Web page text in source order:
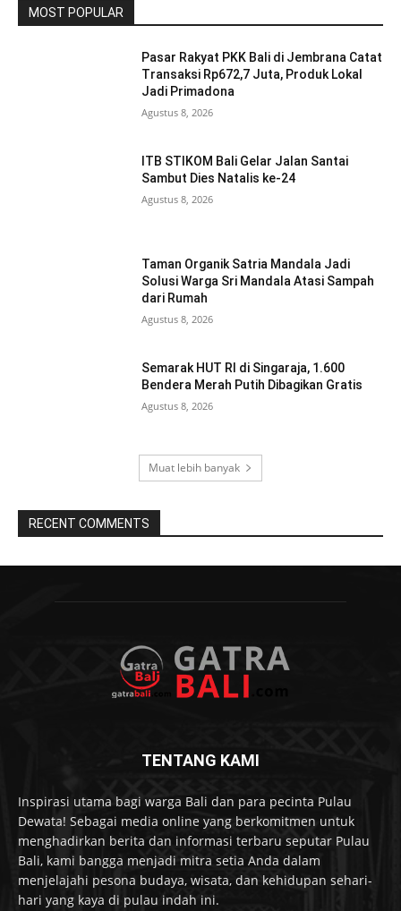
MOST POPULAR
Pasar Rakyat PKK Bali di Jembrana Catat
Transaksi Rp672,7 Juta, Produk Lokal
Jadi Primadona
Agustus 8, 2026
ITB STIKOM Bali Gelar Jalan Santai
Sambut Dies Natalis ke-24
Agustus 8, 2026
Taman Organik Satria Mandala Jadi
Solusi Warga Sri Mandala Atasi Sampah
dari Rumah
Agustus 8, 2026
Semarak HUT RI di Singaraja, 1.600
Bendera Merah Putih Dibagikan Gratis
Agustus 8, 2026
Muat lebih banyak
RECENT COMMENTS
TENTANG KAMI
Inspirasi utama bagi warga Bali dan para pecinta Pulau
Dewata! Sebagai media online yang berkomitmen untuk
menghadirkan berita dan informasi terbaru seputar Pulau
Bali, kami bangga menjadi mitra setia Anda dalam
menjelajahi pesona budaya, wisata, dan kehidupan sehari-
hari yang kaya di pulau indah ini.